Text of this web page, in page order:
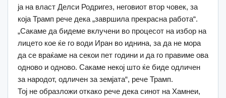
ја на власт Делси Родригез, неговиот втор човек, за
која Трамп рече дека „завршила прекрасна работа“.
„Сакаме да бидеме вклучени во процесот на избор на
лицето кое ќе го води Иран во иднина, за да не мора
да се враќаме на секои пет години и да го правиме ова
одново и одново. Сакаме некој што ќе биде одличен
за народот, одличен за земјата“, рече Трамп.
Тој не образложи откако рече дека синот на Хамнеи,